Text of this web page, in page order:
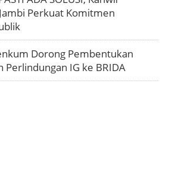
Perkuat Komitmen
Dorong Pembentukan
Perlindungan IG ke BRIDA